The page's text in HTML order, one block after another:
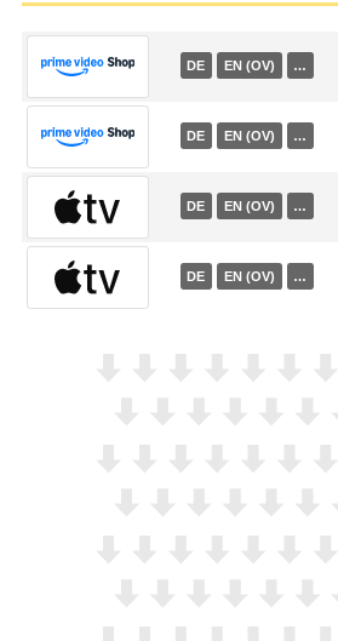
DE EN (OV) …
DE EN (OV) …
DE EN (OV) …
DE EN (OV) …